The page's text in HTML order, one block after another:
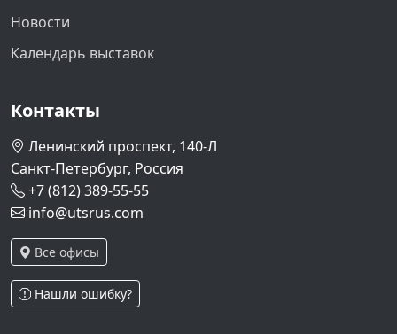
Новости
Календарь выставок
Контакты
Ленинский проспект, 140-Л
Санкт-Петербург, Россия
+7 (812) 389-55-55
info@utsrus.com
Все офисы
Нашли ошибку?